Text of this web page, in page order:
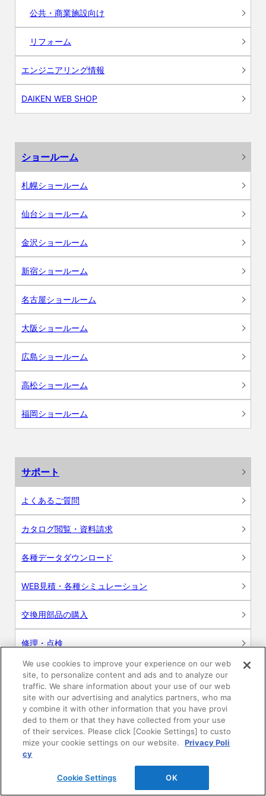
公共・商業施設向け
リフォーム
エンジニアリング情報
DAIKEN WEB SHOP
ショールーム
札幌ショールーム
仙台ショールーム
金沢ショールーム
新宿ショールーム
名古屋ショールーム
大阪ショールーム
広島ショールーム
高松ショールーム
福岡ショールーム
サポート
よくあるご質問
カタログ閲覧・資料請求
各種データダウンロード
WEB見積・各種シミュレーション
交換用部品の購入
修理・点検
お問い合わせ
ログイン
建築・設計関係者様向けサイト
ユーザー登録サービス
WEB見積システム
We use cookies to improve your experience on our web
site, to personalize content and ads and to analyze our
traffic. We share information about your use of our web
site with our advertising and analytics partners, who ma
y combine it with other information that you have provi
ded to them or that they have collected from your use
of their services. Please click [Cookie Settings] to custo
mize your cookie settings on our website.
Privacy Poli
cy
Cookie Settings OK